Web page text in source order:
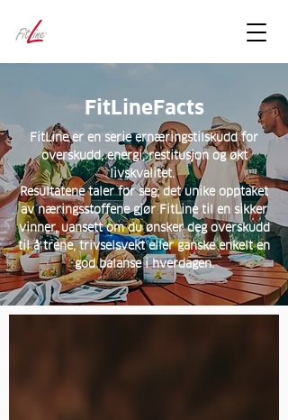
FitLineFacts
FitLine er en serie ernæringstilskudd for
overskudd, energi, restitusjon og økt
livskvalitet.
Resultatene taler for seg; det unike opptaket
av næringsstoffene gjør FitLine til en sikker
vinner, uansett om du ønsker deg overskudd
til å trene, trivselsvekt eller ganske enkelt en
god balanse i hverdagen.